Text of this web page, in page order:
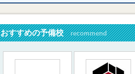
おすすめの予備校 recommend